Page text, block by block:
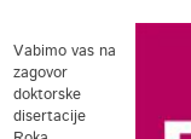
Vabimo vas na
zagovor
doktorske
disertacije